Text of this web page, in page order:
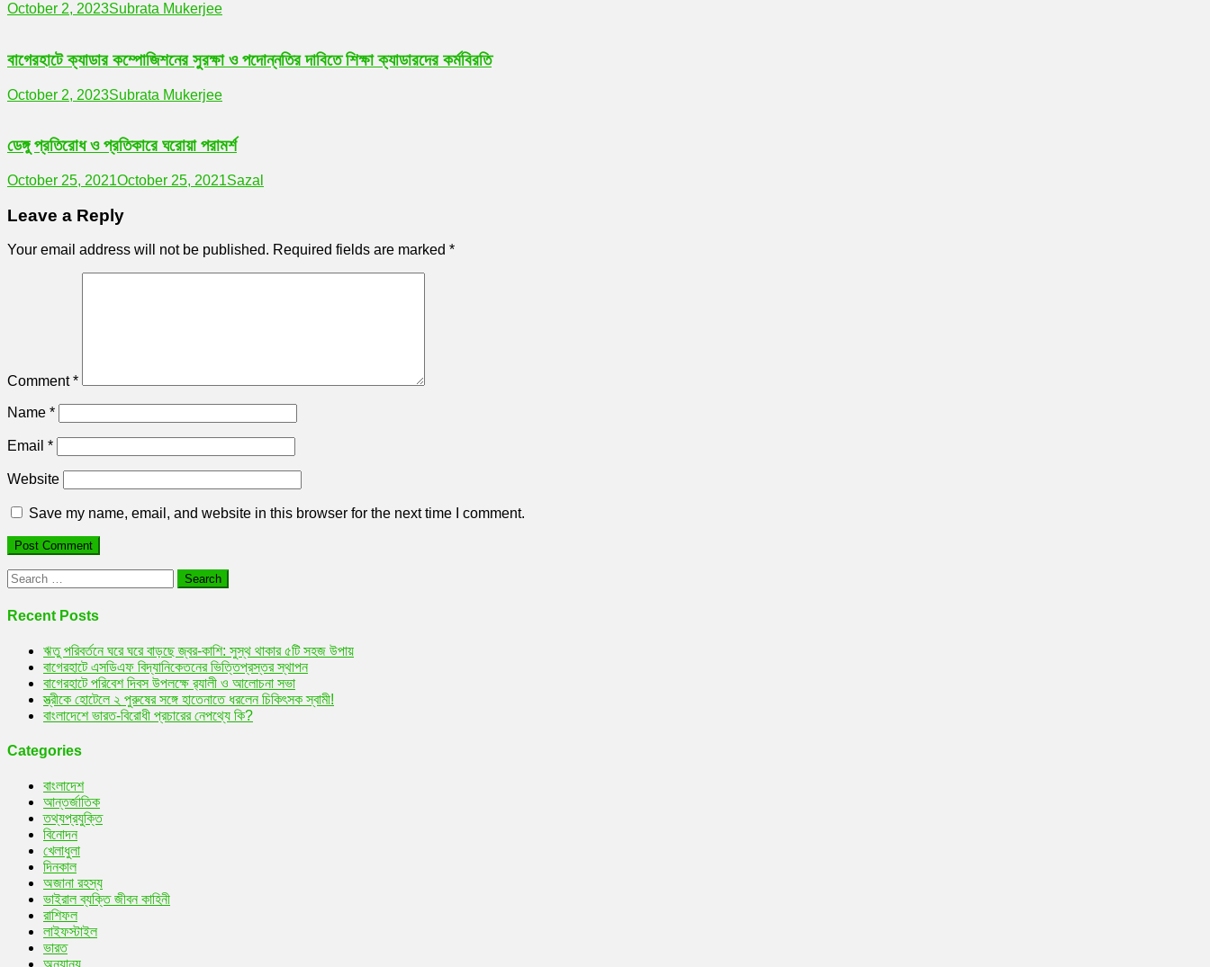
October 2, 2023Subrata Mukerjee
বাগেরহাটে ক্যাডার কম্পোজিশনের সুরক্ষা ও পদোন্নতির দাবিতে শিক্ষা ক্যাডারদের কর্মবিরতি
October 2, 2023Subrata Mukerjee
ডেঙ্গু প্রতিরোধ ও প্রতিকারে ঘরোয়া পরামর্শ
October 25, 2021October 25, 2021Sazal
Leave a Reply
Your email address will not be published. Required fields are marked *
Comment*
Name *
Email *
Website
Save my name, email, and website in this browser for the next time I comment.
Search
for:
Recent Posts
ঋতু পরিবর্তনে ঘরে ঘরে বাড়ছে জ্বর-কাশি: সুস্থ থাকার ৫টি সহজ উপায়
বাগেরহাটে এসডিএফ বিদ্যানিকেতনের ভিত্তিপ্রস্তর স্থাপন
বাগেরহাটে পরিবেশ দিবস উপলক্ষে র‌্যালী ও আলোচনা সভা
স্ত্রীকে হোটেলে ২ পুরুষের সঙ্গে হাতেনাতে ধরলেন চিকিৎসক স্বামী!
বাংলাদেশে ভারত-বিরোধী প্রচারের নেপথ্যে কি?
Categories
বাংলাদেশ
আন্তর্জাতিক
তথ্যপ্রযুক্তি
বিনোদন
খেলাধুলা
দিনকাল
অজানা রহস্য
ভাইরাল ব্যক্তি জীবন কাহিনী
রাশিফল
লাইফস্টাইল
ভারত